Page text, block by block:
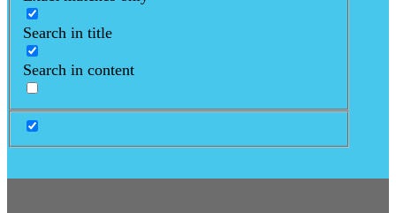
Search in title
Search in content